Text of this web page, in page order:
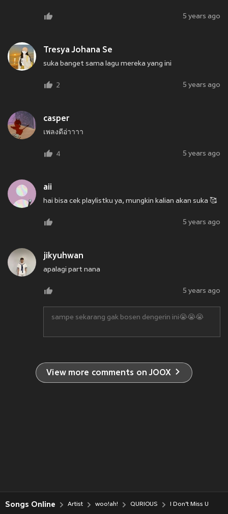
5 years ago
Tresya Johana Se
suka banget sama lagu mereka yang ini
2 5 years ago
casper
เพลงดีอ่าาาา
4 5 years ago
aii
hai bisa cek playlistku ya, mungkin kalian akan suka 🥰
5 years ago
jikyuhwan
apalagi part nana
5 years ago
sampe sekarang gak bosen dengerin ini😭😭😭
View more comments on JOOX
Songs Online Artist woo!ah! QURIOUS I Don’t Miss U